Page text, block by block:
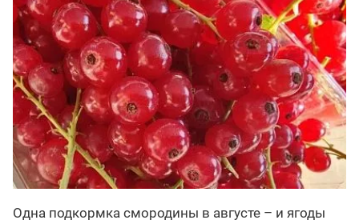
Одна подкормка смородины в августе – и ягоды